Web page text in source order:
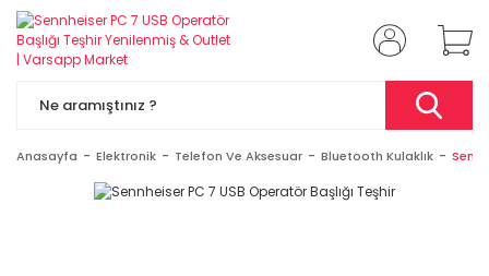
Anasayfa Elektronik Telefon Ve Aksesuar Bluetooth Kulaklık